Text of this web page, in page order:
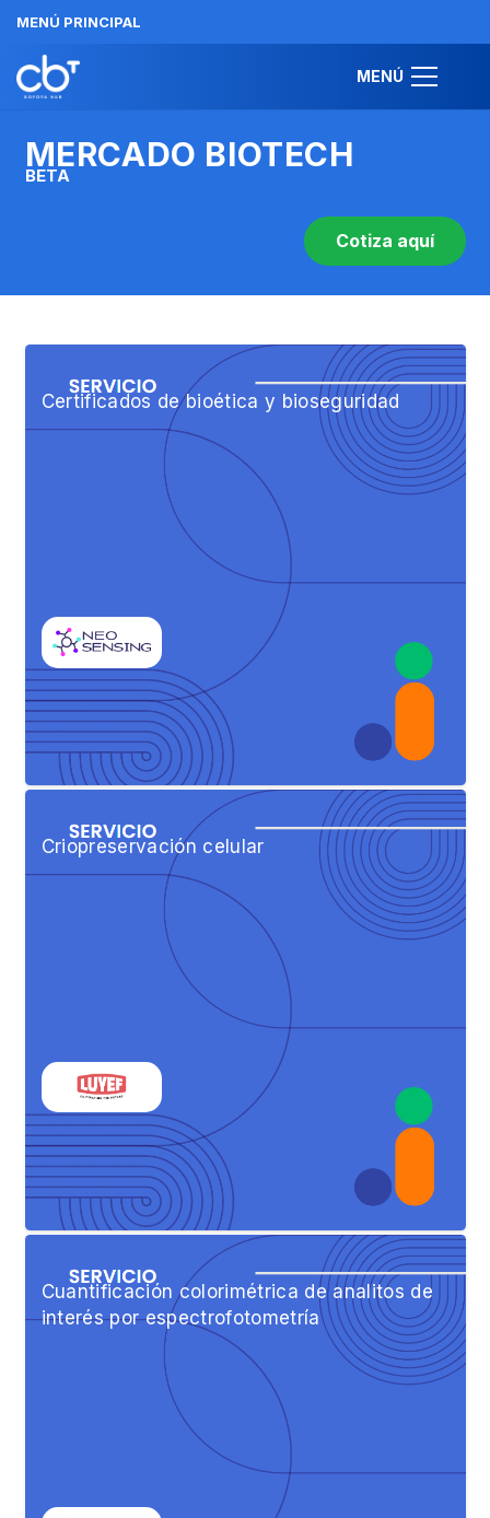
MENÚ PRINCIPAL
MENÚ
MERCADO BIOTECH
BETA
Cotiza aquí
Certificados de bioética y bioseguridad
Criopreservación celular
Cuantificación colorimétrica de analitos de
interés por espectrofotometría